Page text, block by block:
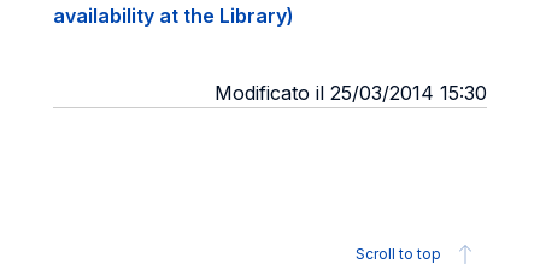
availability at the Library)
Modificato il 25/03/2014 15:30
Scroll to top